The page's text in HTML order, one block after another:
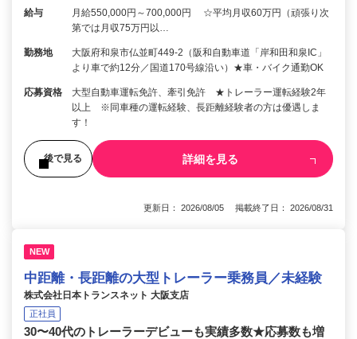
給与
月給550,000円～700,000円 ☆平均月収60万円（頑張り次
第では月収75万円以…
勤務地
大阪府和泉市仏並町449-2（阪和自動車道「岸和田和泉IC」
より車で約12分／国道170号線沿い）★車・バイク通勤OK
応募資格
大型自動車運転免許、牽引免許 ★トレーラー運転経験2年
以上 ※同車種の運転経験、長距離経験者の方は優遇しま
す！
後で見る 詳細を見る
更新日： 2026/08/05 掲載終了日： 2026/08/31
NEW
中距離・長距離の大型トレーラー乗務員／未経験
株式会社日本トランスネット 大阪支店
正社員
30〜40代のトレーラーデビューも実績多数★応募数も増